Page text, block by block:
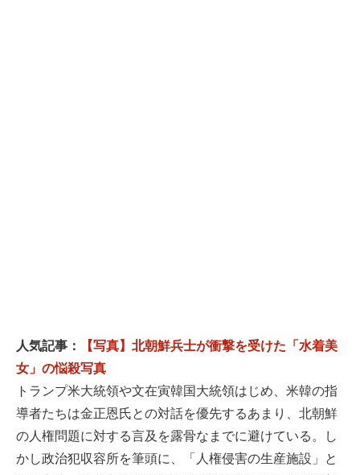
人気記事：
【写真】北朝鮮兵士が衝撃を受けた「水着美
女」の悩殺写真
トランプ米大統領や文在寅韓国大統領はじめ、米韓の指
導者たちは金正恩氏との対話を優先するあまり、北朝鮮
の人権問題に対する言及を露骨なまでに避けている。し
かし政治犯収容所を筆頭に、「人権侵害の生産施設」と